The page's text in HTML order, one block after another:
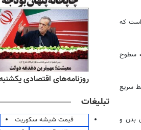
است که
سطوح
سریع
بدن و
روزنامه‌های اقتصادی یکشنبه ۱۸ مرداد
تبلیغات
قیمت شیشه سکوریت